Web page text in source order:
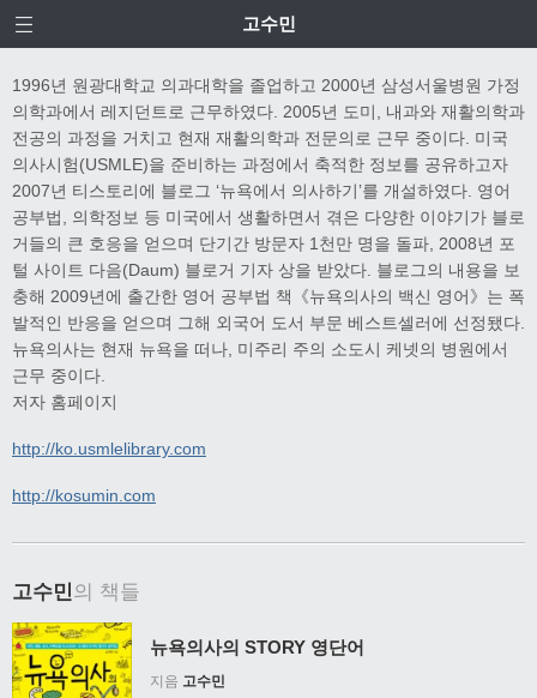
고수민
1996년 원광대학교 의과대학을 졸업하고 2000년 삼성서울병원 가정
의학과에서 레지던트로 근무하였다. 2005년 도미, 내과와 재활의학과
전공의 과정을 거치고 현재 재활의학과 전문의로 근무 중이다. 미국
의사시험(USMLE)을 준비하는 과정에서 축적한 정보를 공유하고자
2007년 티스토리에 블로그 ‘뉴욕에서 의사하기’를 개설하였다. 영어
공부법, 의학정보 등 미국에서 생활하면서 겪은 다양한 이야기가 블로
거들의 큰 호응을 얻으며 단기간 방문자 1천만 명을 돌파, 2008년 포
털 사이트 다음(Daum) 블로거 기자 상을 받았다. 블로그의 내용을 보
충해 2009년에 출간한 영어 공부법 책《뉴욕의사의 백신 영어》는 폭
발적인 반응을 얻으며 그해 외국어 도서 부문 베스트셀러에 선정됐다.
뉴욕의사는 현재 뉴욕을 떠나, 미주리 주의 소도시 케넷의 병원에서
근무 중이다.
저자 홈페이지
http://ko.usmlelibrary.com
http://kosumin.com
고수민의 책들
뉴욕의사의 STORY 영단어
지음 고수민